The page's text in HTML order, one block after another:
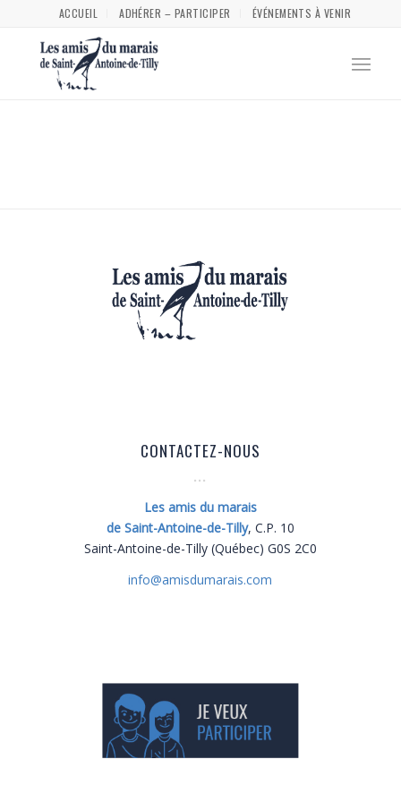
ACCUEIL ADHÉRER – PARTICIPER ÉVÉNEMENTS À VENIR
CONTACTEZ-NOUS
Les amis du marais
de Saint-Antoine-de-Tilly, C.P. 10
Saint-Antoine-de-Tilly (Québec) G0S 2C0
info@amisdumarais.com